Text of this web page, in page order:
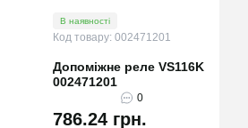
В наявності
Код товару: 002471201
Допоміжне реле VS116K
002471201
0
786.24 грн.